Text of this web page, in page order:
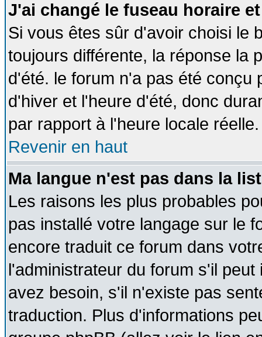
J'ai changé le fuseau horaire
Si vous êtes sûr d'avoir choisi le
toujours différente, la réponse la
d'été. le forum n'a pas été conçu
d'hiver et l'heure d'été, donc
par rapport à l'heure locale réelle.
Revenir en haut
Ma langue n'est pas dans la
Les raisons les plus probables
pas installé votre langage sur le
encore traduit ce forum dans
l'administrateur du forum s'il
avez besoin, s'il n'existe pas
traduction. Plus d'informations